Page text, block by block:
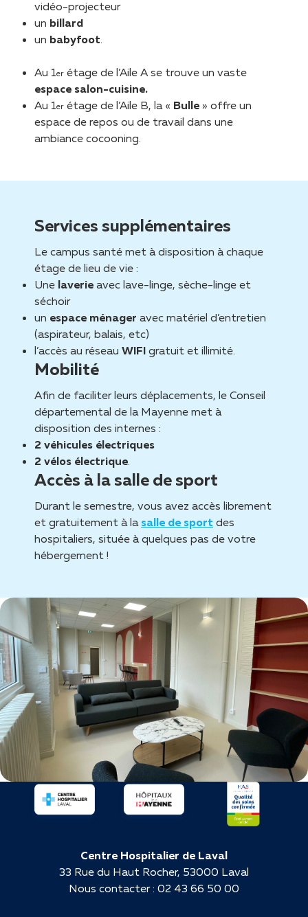
vidéo-projecteur
un billard
un babyfoot.
Au 1er étage de l’Aile A se trouve un vaste
espace salon-cuisine.
Au 1er étage de l’Aile B, la « Bulle » offre un
espace de repos ou de travail dans une
ambiance cocooning.
Services supplémentaires
Le campus santé met à disposition à chaque
étage de lieu de vie :
Une laverie avec lave-linge, sèche-linge et
séchoir
un espace ménager avec matériel d’entretien
(aspirateur, balais, etc)
l’accès au réseau WIFI gratuit et illimité.
Mobilité
Afin de faciliter leurs déplacements, le Conseil
départemental de la Mayenne met à
disposition des internes :
2 véhicules électriques
2 vélos électrique.
Accès à la salle de sport
Durant le semestre, vous avez accès librement
et gratuitement à la salle de sport des
hospitaliers, située à quelques pas de votre
hébergement !
Centre Hospitalier de Laval
33 Rue du Haut Rocher, 53000 Laval
Nous contacter : 02 43 66 50 00